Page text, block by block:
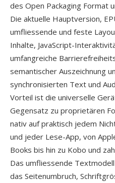
des Open Packaging Format
Die aktuelle Hauptversion,
umfliessende und feste
Inhalte, JavaScript-
umfangreiche
semantischer Auszeichnung
synchronisierten Text und
Vorteil ist die universelle
Gegensatz zu proprietären
nativ auf praktisch jedem
und jeder Lese-App, von
Books bis hin zu Kobo und
Das umfliessende
das Seitenumbruch,